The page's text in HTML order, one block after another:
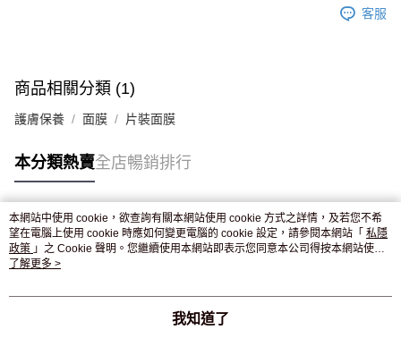
付款後門市自取，訂單確認後2-4個工作天到店，7天內取。逾期後
客服
商品相關分類 (1)
護膚保養 面膜 片裝面膜
本分類熱賣全店暢銷排行
熱門標籤
熱銷排行
本網站中使用 cookie，欲查詢有關本網站使用 cookie 方式之詳情，及若您不希
望在電腦上使用 cookie 時應如何變更電腦的 cookie 設定，請參閱本網站「 私隱
政策 」之 Cookie 聲明。您繼續使用本網站即表示您同意本公司得按本網站使用
條款之 Cookie 聲明使用 cookie。
了解更多 >
我知道了